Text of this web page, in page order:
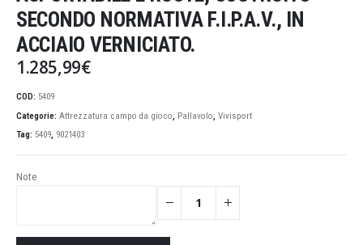
SECONDO NORMATIVA F.I.P.A.V., IN
ACCIAIO VERNICIATO.
1.285,99€
COD: 5409
Categorie: Attrezzatura campo da gioco, Pallavolo, Vivisport
Tag: 5409, 9021403
Note